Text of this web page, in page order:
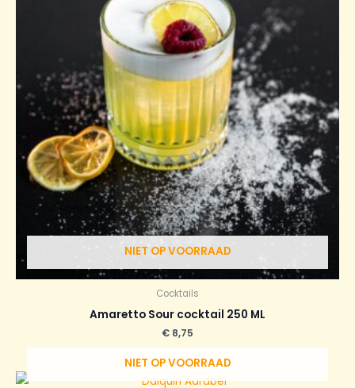
NIET OP VOORRAAD
Cocktails
Amaretto Sour cocktail 250 ML
€ 8,75
NIET OP VOORRAAD